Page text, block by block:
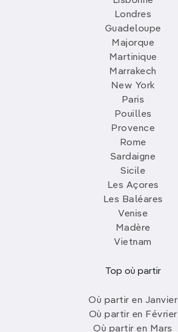
Londres
Guadeloupe
Majorque
Martinique
Marrakech
New York
Paris
Pouilles
Provence
Rome
Sardaigne
Sicile
Les Açores
Les Baléares
Venise
Madère
Vietnam
Top où partir
Où partir en Janvier
Où partir en Février
Où partir en Mars